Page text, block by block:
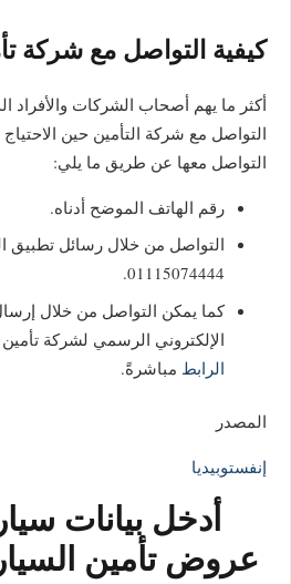
كيفية التواصل مع شركة
أكثر ما يهم أصحاب الشركات والأفراد
التواصل مع شركة التأمين حين
التواصل معها عن طريق ما يلي:
رقم الهاتف الموضح أدناه.
التواصل من خلال رسائل تطبيق
01115074444.
كما يمكن التواصل من خلال
الإلكتروني الرسمي لشركة
الرابط مباشرةً.
المصدر
إنفستوبيديا
أدخل بيانات
عروض تأمين